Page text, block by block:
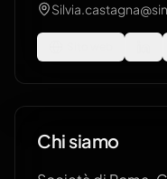
Chi siamo